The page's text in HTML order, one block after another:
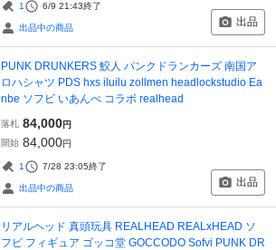
1 6/9 21:43終了
出品中の商品 出品
PUNK DRUNKERS 鮫人 パンクドランカーズ 南国ア
ロハシャツ PDS hxs iluilu zollmen headlockstudio Ea
nbe ソフビ いあんべ コラボ realhead
落札 84,000円
開始 84,000円
1 7/28 23:05終了
出品中の商品 出品
リアルヘッド 真頭玩具 REALHEAD REALxHEAD ソ
フビ フィギュア ゴッコ堂 GOCCODO Sofvi PUNK DR